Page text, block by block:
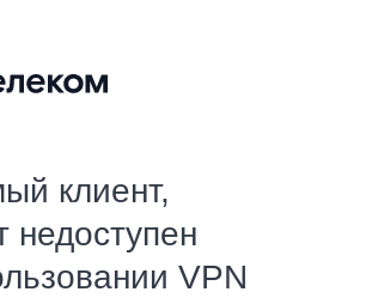
клиент,
недоступен
VPN